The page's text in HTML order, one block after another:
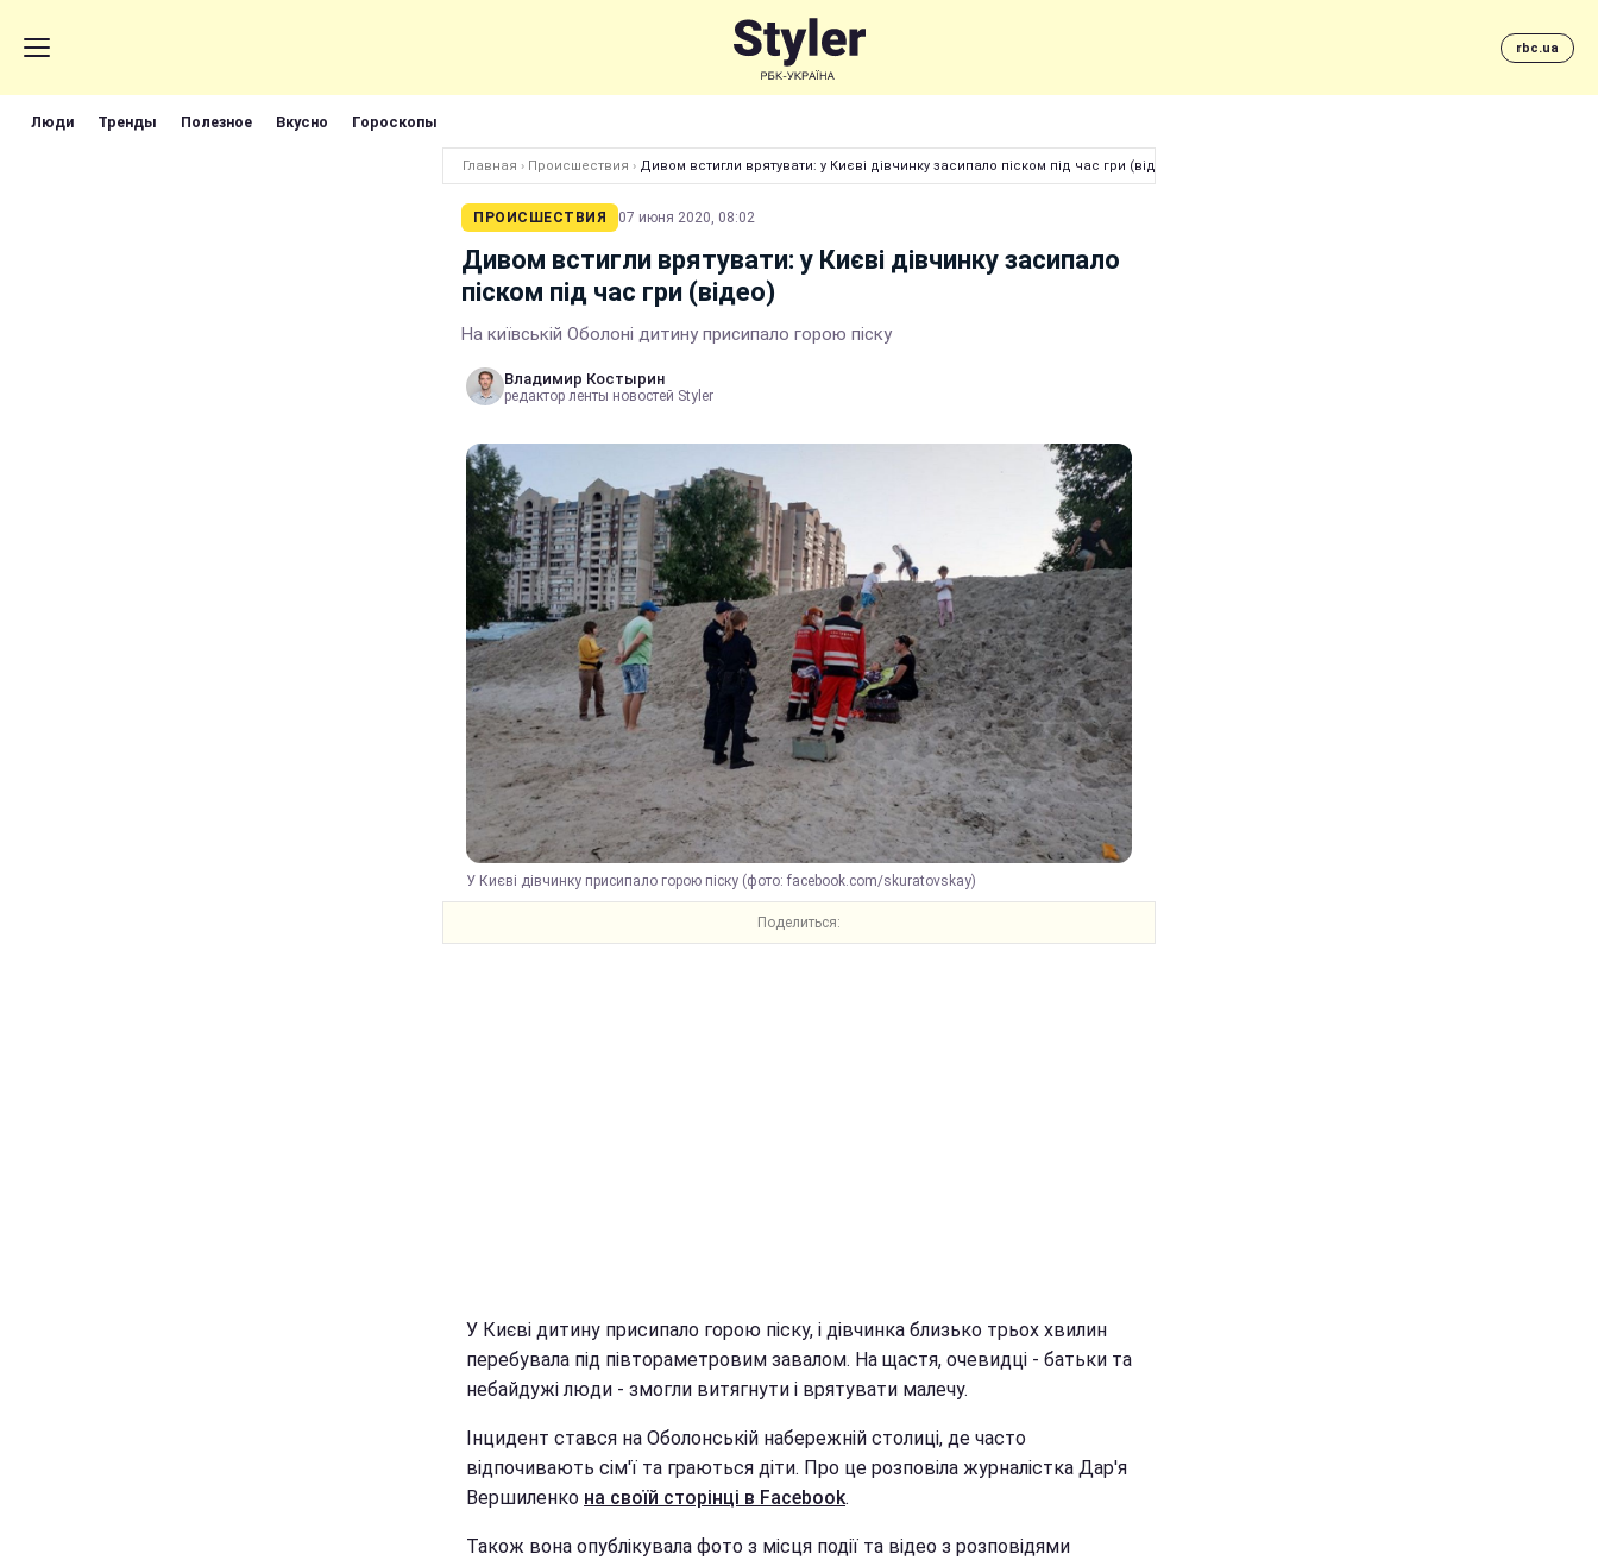
rbc.ua
Люди Тренды Полезное Вкусно Гороскопы
Главная › Происшествия › Дивом встигли врятувати: у Києві дівчинку засипало піском під час гри (відео)
ПРОИСШЕСТВИЯ 07 июня 2020, 08:02
Дивом встигли врятувати: у Києві дівчинку засипало
піском під час гри (відео)
На київській Оболоні дитину присипало горою піску
Владимир Костырин
редактор ленты новостей Styler
У Києві дівчинку присипало горою піску (фото: facebook.com/skuratovskay)
Поделиться:
У Києві дитину присипало горою піску, і дівчинка близько трьох хвилин
перебувала під півтораметровим завалом. На щастя, очевидці - батьки та
небайдужі люди - змогли витягнути і врятувати малечу.
Інцидент стався на Оболонській набережній столиці, де часто
відпочивають сім'ї та граються діти. Про це розповіла журналістка Дар'я
Вершиленко на своїй сторінці в Facebook.
Також вона опублікувала фото з місця події та відео з розповідями